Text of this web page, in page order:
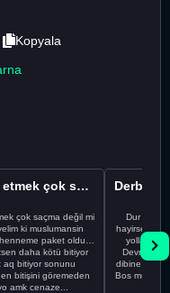
Kopyala
İntihar etmek çok saçma değil mi
çok saçma değil mi
ki muslumansin
paket oldun
daha kötü bitiyor
aq bitiyor sonunu
bitişini göremeden
amk cenaze...
Dur
hayirsever
yolla
Devrim abi
dibine
Bos